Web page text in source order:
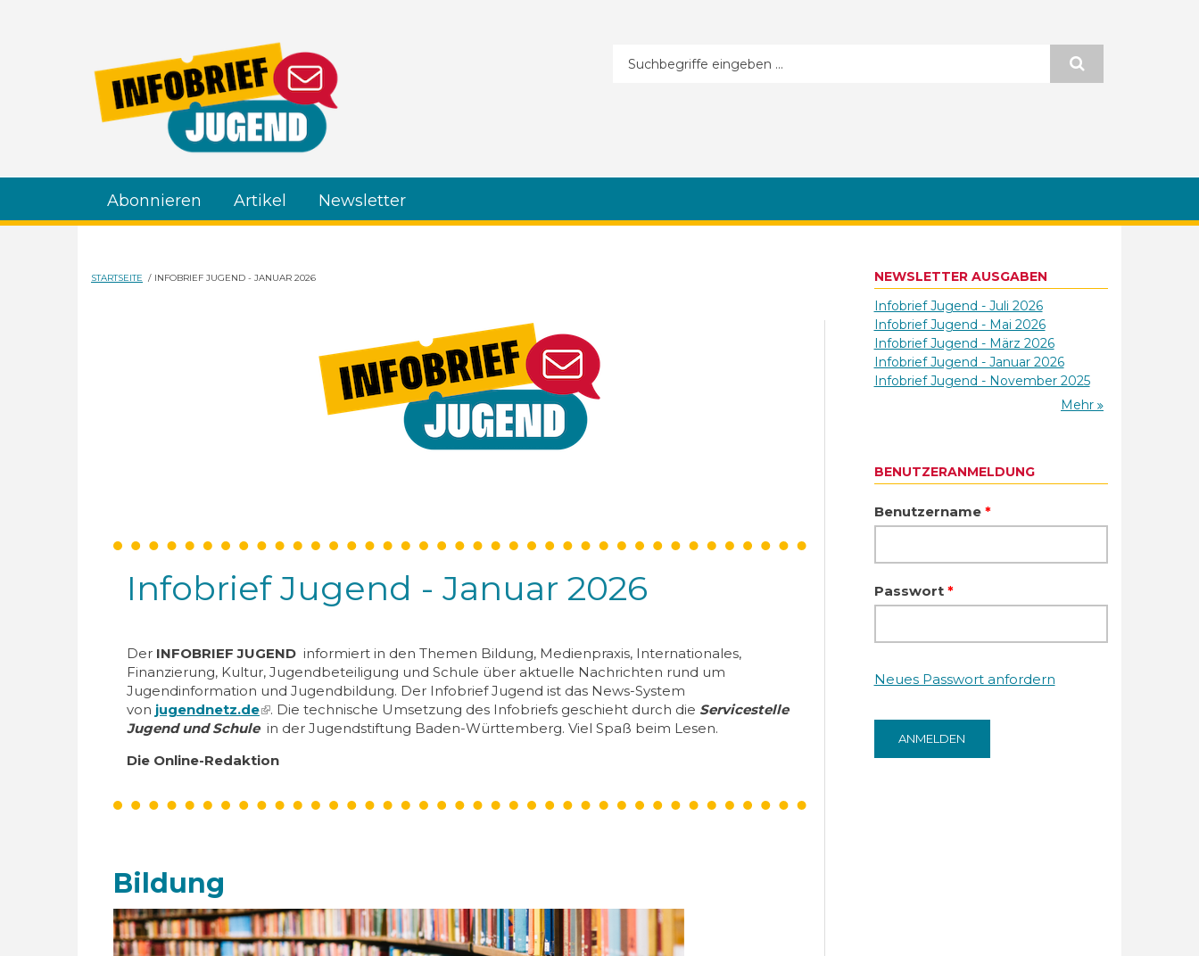
Suchformular
Abonnieren Artikel Newsletter
STARTSEITE / INFOBRIEF JUGEND - JANUAR 2026
Infobrief Jugend - Januar 2026
Der INFOBRIEF JUGEND informiert in den Themen Bildung, Medienpraxis, Internationales,
Finanzierung, Kultur, Jugendbeteiligung und Schule über aktuelle Nachrichten rund um
Jugendinformation und Jugendbildung. Der Infobrief Jugend ist das News-System
von jugendnetz.de(link is external)
. Die technische Umsetzung des Infobriefs geschieht durch die Servicestelle
Jugend und Schulein der Jugendstiftung Baden-Württemberg. Viel Spaß beim Lesen.
Die Online-Redaktion
Bildung
NEWSLETTER AUSGABEN
Infobrief Jugend - Juli 2026
Infobrief Jugend - Mai 2026
Infobrief Jugend - März 2026
Infobrief Jugend - Januar 2026
Infobrief Jugend - November 2025
Mehr
BENUTZERANMELDUNG
Benutzername *
Passwort *
Neues Passwort anfordern